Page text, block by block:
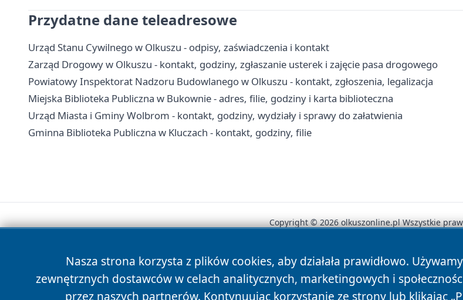
Przydatne dane teleadresowe
Urząd Stanu Cywilnego w Olkuszu - odpisy, zaświadczenia i kontakt
Zarząd Drogowy w Olkuszu - kontakt, godziny, zgłaszanie usterek i zajęcie pasa drogowego
Powiatowy Inspektorat Nadzoru Budowlanego w Olkuszu - kontakt, zgłoszenia, legalizacja
Miejska Biblioteka Publiczna w Bukownie - adres, filie, godziny i karta biblioteczna
Urząd Miasta i Gminy Wolbrom - kontakt, godziny, wydziały i sprawy do załatwienia
Gminna Biblioteka Publiczna w Kluczach - kontakt, godziny, filie
Nasza strona korzysta z plików cookies, aby działała prawidłowo.
zewnętrznych dostawców w celach analitycznych, marketingowych i
przez naszych partnerów. Kontynuując korzystanie ze strony lub klikając
Copyright © 2026 olkuszonline.pl Wszystkie
News Autorzy Polityka Prywatności